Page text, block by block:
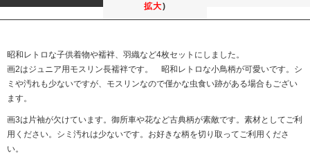
拡大)
昭和レトロな子供着物や襦袢、羽織など4枚セットにしました。
画2はジュニア用モスリン長襦袢です。 昭和レトロな小鳥柄が可愛いです。シ
ミや汚れも少ないですが、モスリンなので僅かな虫食い跡がある場合もござい
ます。
画3は片袖が欠けています。御所車や花など古典柄が素敵です。素材としてご利
用ください。シミ汚れは少ないです。お好きな柄を切り取ってご利用くださ
い。